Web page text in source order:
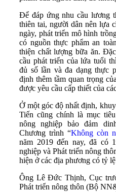
Để đáp ứng nhu cầu lương
thiên tai, người dân nên lựa
ngày, phát triển mô hình
có nguồn thực phẩm an
thiện chất lượng bữa ăn.
cầu phát triển của lứa tuổi
đủ số lần và đa dạng thực
định thêm tầm quan trọng
được yêu cầu cấp thiết của
Ở một góc độ nhất định,
Tiến cũng chính là mục
nông nghiệp bảo đảm
Chương trình “Không còn
năm 2019 đến nay, đã có
nghiệp và Phát triển nông
hiện ở các địa phương có tỷ
Ông Lê Đức Thịnh, Cục
Phát triển nông thôn (Bộ